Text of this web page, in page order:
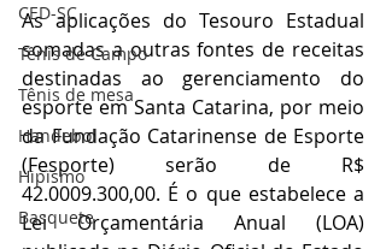
CED-SC
Tênis de Campo
Tênis de mesa
Handebol
Hipismo
Basquete
As aplicações do Tesouro Estadual
somadas a outras fontes de receitas
destinadas ao gerenciamento do
esporte em Santa Catarina, por meio
da Fundação Catarinense de Esporte
(Fesporte) serão de R$
42.0009.300,00. É o que estabelece a
Lei Orçamentária Anual (LOA)